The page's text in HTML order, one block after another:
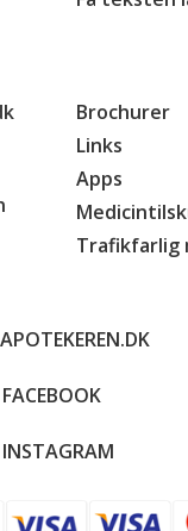
Brochurer
Links
Apps
Trafikfarlig